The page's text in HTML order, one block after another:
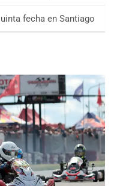
fecha en Santiago